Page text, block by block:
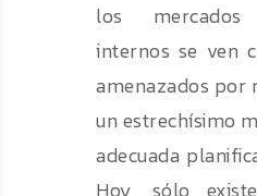
los
internos se ven
amenazados por
un estrechísimo
adecuada